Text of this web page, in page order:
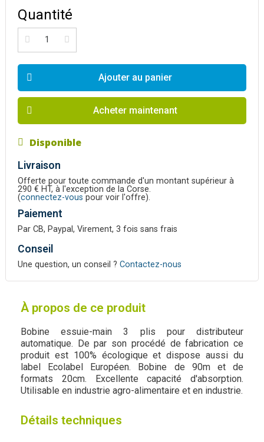
Quantité
Ajouter au panier
Acheter maintenant
Disponible
Livraison
Offerte pour toute commande d'un montant supérieur à
290 € HT, à l'exception de la Corse.
(connectez-vous pour voir l'offre).
Paiement
Par CB, Paypal, Virement, 3 fois sans frais
Conseil
Une question, un conseil ? Contactez-nous
À propos de ce produit
Bobine essuie-main 3 plis pour distributeur
automatique. De par son procédé de fabrication ce
produit est 100% écologique et dispose aussi du
label Ecolabel Européen. Bobine de 90m et de
formats 20cm. Excellente capacité d'absorption.
Utilisable en industrie agro-alimentaire et en industrie.
Détails techniques